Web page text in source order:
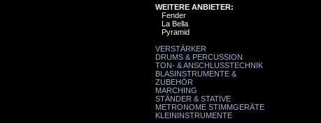
WEITERE ANBIETER:
Fender
La Bella
Pyramid
VERSTÄRKER
DRUMS & PERCUSSION
TON- & ANSCHLUSSTECHNIK
BLASINSTRUMENTE &
ZUBEHÖR
MARCHING
STÄNDER & STATIVE
METRONOME STIMMGERÄTE
KLEININSTRUMENTE